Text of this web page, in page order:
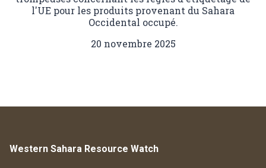
l'UE pour les produits provenant du Sahara
Occidental occupé.
20 novembre 2025
Western Sahara Resource Watch